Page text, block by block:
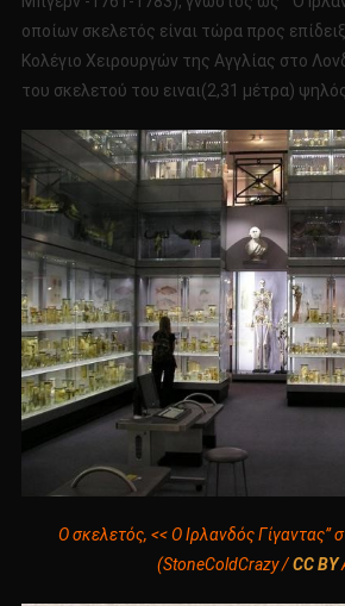
οποίων σκελετός είναι τώρα προς
Κολέγιο Χειρουργών της Αγγλίας στο
του σκελετού του ειναι(2,31 μέτρα)
Ο σκελετός, << Ο Ιρλανδός Γίγαντας”
(StoneColdCrazy / CC BY